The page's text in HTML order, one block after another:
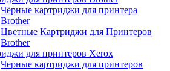
Чёрные картриджи для принтера
Brother
Цветные Картриджи для Принтеров
Brother
для принтеров Xerox
Черные картриджи для принтеров